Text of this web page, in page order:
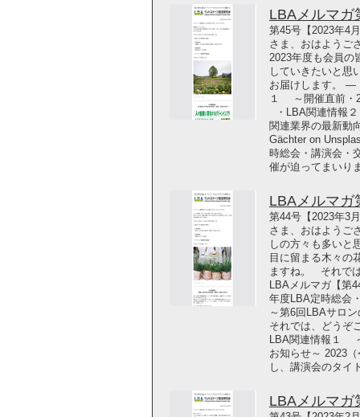
LBAメルマガ
第45号【2023年4
さま、おはようご
2023年度も会員の
していきたいと思
お届けします。 ―
１ ～開催直前・
・LBA関連情報
関連業界の最新動
Gächter on
時総会・講演会・
催が迫ってまいり
LBAメルマガ
第44号【2023年3
さま、おはようご
しの方々も多いと
目に留まる木々の
ますね。 それで
LBAメルマガ【
年度LBA定時総
～第6回LBAサロ
それでは、どうぞ
LBA関連情報１
お知らせ～ 2023
し、講演会のタイ
LBAメルマガ